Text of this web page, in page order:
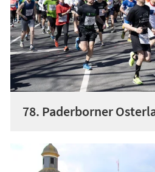
78. Paderborner